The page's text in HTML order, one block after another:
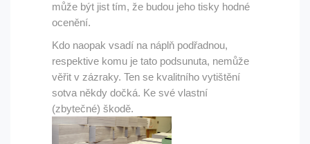
může být jist tím, že budou jeho tisky hodné
ocenění.
Kdo naopak vsadí na náplň podřadnou,
respektive komu je tato podsunuta, nemůže
věřit v zázraky. Ten se kvalitního vytištění
sotva někdy dočká. Ke své vlastní
(zbytečné) škodě.